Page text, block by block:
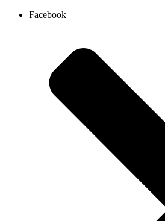
Facebook